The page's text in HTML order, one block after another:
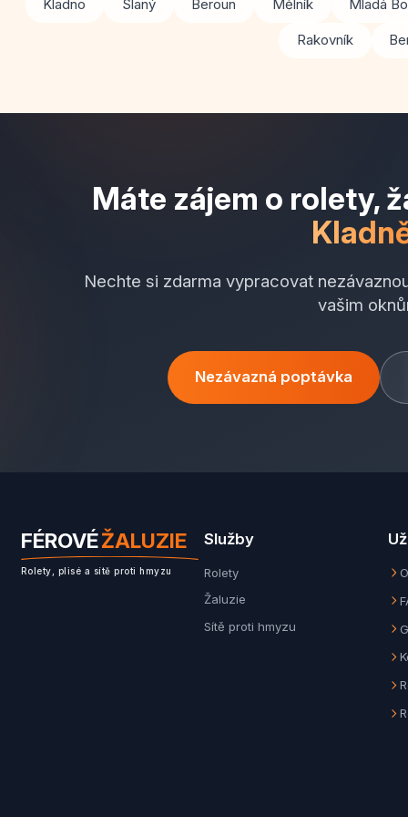
Kladno Slaný Beroun Mělník Mladá
Rakovník
Máte zájem o rolety,
Nechte si zdarma vypracovat
vašim
Nezávazná poptávka
FÉROVÉŽALUZIE
Rolety, plisé a sítě proti hmyzu
Služby
Rolety
Žaluzie
Sítě proti hmyzu